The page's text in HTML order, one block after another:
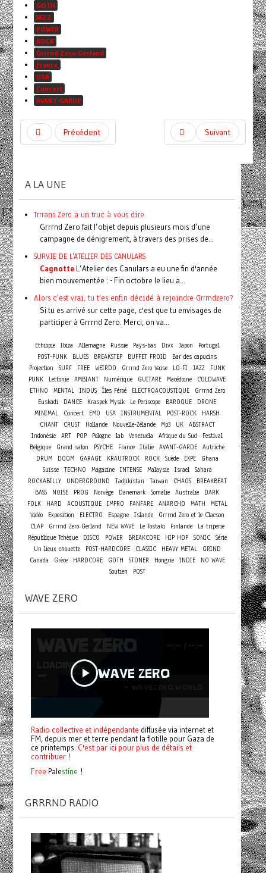
GOTH
JAZZ
POWER
ROCK
Grrrnd Zero Gerland
France
USA
Concert
AVANT-GARDE
Précédent Suivant
A LA UNE
Trrrans Zero a un truc à vous dire
Grrrnd Zero fait l’objet depuis plusieurs mois d’une
campagne de dénigrement, à travers des prises de...
SURVIE DE L'ATELIER DES CANULARS
CagnotteL’Atelier des Canulars a eu une fin d'année
bien mouvementée : - Fin octobre le lieu a...
Alors c'est vrai, tu t'es enfin décidé à rejoindre Grrrndzero?
Si tu es arrivé sur cette page, c'est que tu envisages de
participer à Grrrnd Zero. Merci, on va...
Ethiopie Ibiza Allemagne Russie Pays-bas Divx Japon
Portugal
POST-PUNK
BLUES BREAKSTEP BUFFET FROID
Bar des capucins
Projection
SURF FREE WEIRDO Grrrnd Zero Vaise LO-FI JAZZ
FUNK
PUNK
Lettonie AMBIANT Numérique GUITARE Macédoine
COLDWAVE
ETHNO
MENTAL INDUS Îles Féroé ELECTROACOUSTIQUE
Grrrnd Zero
Euskadi
DANCE Kraspek Mysik Le Periscope BAROQUE
DRONE
MINIMAL
Concert EMO USA INSTRUMENTAL POST-ROCK
HARSH
CHANT
CRUST Hollande Nouvelle-Zélande Mp3 UK
ABSTRACT
Indonésie ART POP Pologne lab Venezuela Afrique du Sud
Festival
Belgique
Grand salon PSYCHE France Italie AVANT-GARDE Autriche
DRUM
DOOM GARAGE KRAUTROCK ROCK Suède EXPE
Ghana
Suisse
TECHNO Magazine INTENSE Malaysie Israel
Sahara
ROCKABILLY
UNDERGROUND Tadjikistan Taiwan CHAOS
BREAKBEAT
BASS
NOISE PROG Norvège Danemark Somalie Australie
DARK
FOLK
HARD ACOUSTIQUE IMPRO FANFARE ANARCHO MATH
METAL
Vidéo
Exposition ELECTRO Espagne Islande
Grrrnd Zero et le Clacson
CLAP
Grrrnd Zero Gerland NEW WAVE Le Tostaki Finlande
La triperie
République Tchèque
DISCO POWER BREAKCORE HIP HOP SONIC
Série
Un lieux chouette
POST-HARDCORE CLASSIC HEAVY METAL
GRIND
Canada
Grèce HARDCORE GOTH STONER Hongrie INDIE
NO WAVE
Soutien
POST
WAVE ZERO
Radio collective et indépendante diffusée via internet et
FM, depuis mer et terre pendant la flotille pour Gaza de
ce printemps. C'est par ici pour plus de détails et
contribuer !
Free Palestine !
GRRRND RADIO